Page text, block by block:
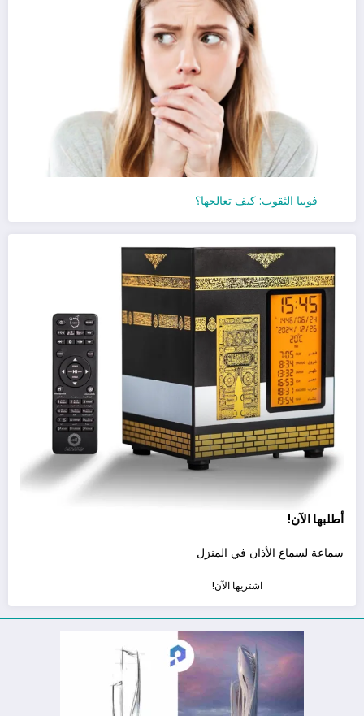
فوبيا الثقوب: كيف تعالجها؟
أطلبها الآن!
سماعة لسماع الأذان في المنزل
اشتريها الآن!